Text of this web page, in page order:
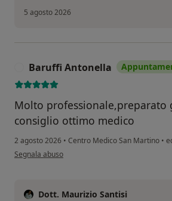
5 agosto 2026
Baruffi Antonella
Molto professionale,preparato
consiglio ottimo medico
2 agosto 2026 • Centro Medico San Martino •
secondo l'opinione dell'utente Baruffi Antonella
Segnala abuso
Dott. Maurizio Santisi